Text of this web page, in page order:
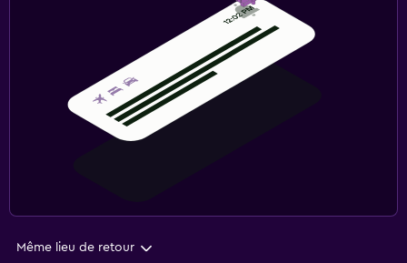
Même lieu de retour